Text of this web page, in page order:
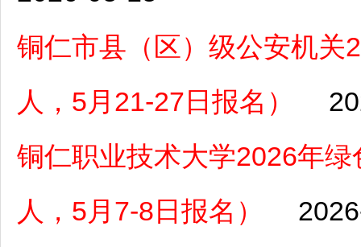
铜仁市县（区）级公安机关
人，5月21-27日报名）
铜仁职业技术大学2026年
人，5月7-8日报名）